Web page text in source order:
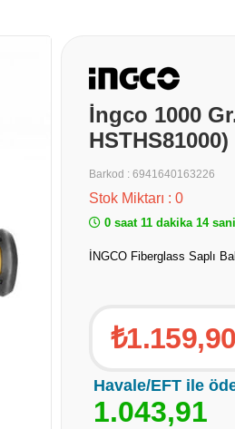
İngco 1000
HSTHS81000)
Barkod : 6941640163226
Stok Miktarı : 0
0 saat 11 dakika 14
İNGCO Fiberglass Saplı
₺1.159,90
Havale/EFT ile
1.043,91